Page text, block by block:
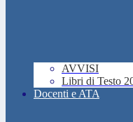
AVVISI
Libri di Testo
Docenti e ATA